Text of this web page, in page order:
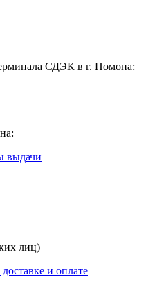
СДЭК в г. Помона:
выдачи
лиц)
и оплате